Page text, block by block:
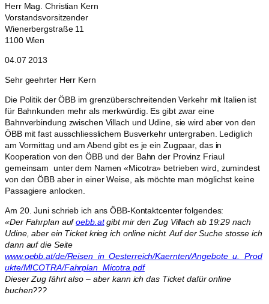
Herr Mag. Christian Kern
Vorstandsvorsitzender
Wienerbergstraße 11
1100 Wien
04.07 2013
Sehr geehrter Herr Kern
Die Politik der ÖBB im grenzüberschreitenden Verkehr mit Italien ist
für Bahnkunden mehr als merkwürdig. Es gibt zwar eine
Bahnverbindung zwischen Villach und Udine, sie wird aber von den
ÖBB mit fast ausschliesslichem Busverkehr untergraben. Lediglich
am Vormittag und am Abend gibt es je ein Zugpaar, das in
Kooperation von den ÖBB und der Bahn der Provinz Friaul
gemeinsam unter dem Namen «Micotra» betrieben wird, zumindest
von den ÖBB aber in einer Weise, als möchte man möglichst keine
Passagiere anlocken.
Am 20. Juni schrieb ich ans ÖBB-Kontaktcenter folgendes:
«Der Fahrplan aufoebb.atgibt mir den Zug Villach ab 19:29 nach
Udine, aber ein Ticket krieg ich online nicht. Auf der Suche stosse ich
dann auf die Seite
www.oebb.at/de/Reisen_in_Oesterreich/Kaernten/Angebote_u._Prod
ukte/MICOTRA/Fahrplan_Micotra.pdf
Dieser Zug fährt also – aber kann ich das Ticket dafür online
buchen???